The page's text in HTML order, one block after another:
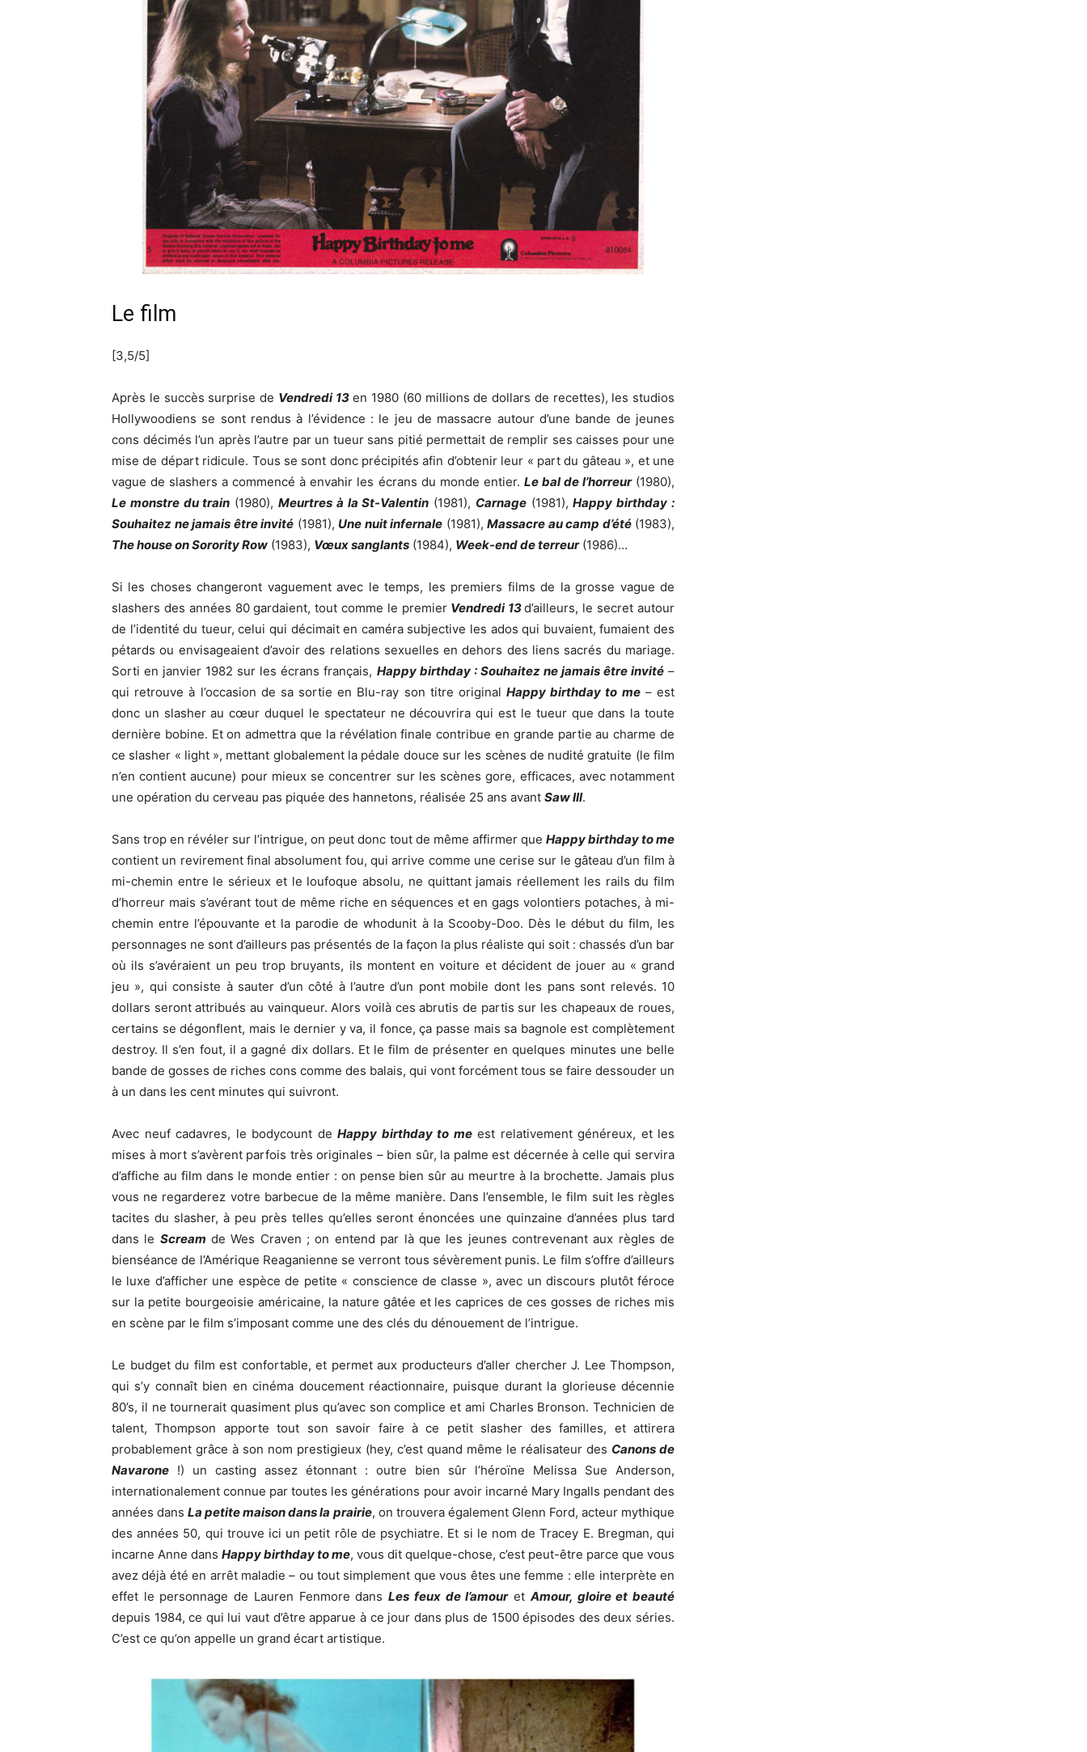
Le film
[3,5/5]
Après le succès surprise de Vendredi 13en 1980 (60 millions de dollars de recettes), les studios
Hollywoodiens se sont rendus à l’évidence : le jeu de massacre autour d’une bande de jeunes
cons décimés l’un après l’autre par un tueur sans pitié permettait de remplir ses caisses pour une
mise de départ ridicule. Tous se sont donc précipités afin d’obtenir leur « part du gâteau », et une
vague de slashers a commencé à envahir les écrans du monde entier. Le bal de l’horreur(1980),
Le monstre du train (1980), Meurtres à la St-Valentin (1981), Carnage(1981),Happy birthday :
Souhaitez ne jamais être invité (1981), Une nuit infernale (1981), Massacre au camp d’été(1983),
The house on Sorority Row (1983), Vœux sanglants (1984), Week-end de terreur(1986)…
Si les choses changeront vaguement avec le temps, les premiers films de la grosse vague de
slashers des années 80 gardaient, tout comme le premierVendredi 13d’ailleurs, le secret autour
de l’identité du tueur, celui qui décimait en caméra subjective les ados qui buvaient, fumaient des
pétards ou envisageaient d’avoir des relations sexuelles en dehors des liens sacrés du mariage.
Sorti en janvier 1982 sur les écrans français, Happy birthday : Souhaitez ne jamais être invité–
qui retrouve à l’occasion de sa sortie en Blu-ray son titre originalHappy birthday to me– est
donc un slasher au cœur duquel le spectateur ne découvrira qui est le tueur que dans la toute
dernière bobine. Et on admettra que la révélation finale contribue en grande partie au charme de
ce slasher « light », mettant globalement la pédale douce sur les scènes de nudité gratuite (le film
n’en contient aucune) pour mieux se concentrer sur les scènes gore, efficaces, avec notamment
une opération du cerveau pas piquée des hannetons, réalisée 25 ans avant Saw III.
Sans trop en révéler sur l’intrigue, on peut donc tout de même affirmer que Happy birthday to me
contient un revirement final absolument fou, qui arrive comme une cerise sur le gâteau d’un film à
mi-chemin entre le sérieux et le loufoque absolu, ne quittant jamais réellement les rails du film
d’horreur mais s’avérant tout de même riche en séquences et en gags volontiers potaches, à mi-
chemin entre l’épouvante et la parodie de whodunit à la Scooby-Doo. Dès le début du film, les
personnages ne sont d’ailleurs pas présentés de la façon la plus réaliste qui soit : chassés d’un bar
où ils s’avéraient un peu trop bruyants, ils montent en voiture et décident de jouer au « grand
jeu », qui consiste à sauter d’un côté à l’autre d’un pont mobile dont les pans sont relevés. 10
dollars seront attribués au vainqueur. Alors voilà ces abrutis de partis sur les chapeaux de roues,
certains se dégonflent, mais le dernier y va, il fonce, ça passe mais sa bagnole est complètement
destroy. Il s’en fout, il a gagné dix dollars. Et le film de présenter en quelques minutes une belle
bande de gosses de riches cons comme des balais, qui vont forcément tous se faire dessouder un
à un dans les cent minutes qui suivront.
Avec neuf cadavres, le bodycount de Happy birthday to meest relativement généreux, et les
mises à mort s’avèrent parfois très originales – bien sûr, la palme est décernée à celle qui servira
d’affiche au film dans le monde entier : on pense bien sûr au meurtre à la brochette. Jamais plus
vous ne regarderez votre barbecue de la même manière. Dans l’ensemble, le film suit les règles
tacites du slasher, à peu près telles qu’elles seront énoncées une quinzaine d’années plus tard
dans le Scream de Wes Craven ; on entend par là que les jeunes contrevenant aux règles de
bienséance de l’Amérique Reaganienne se verront tous sévèrement punis. Le film s’offre d’ailleurs
le luxe d’afficher une espèce de petite « conscience de classe », avec un discours plutôt féroce
sur la petite bourgeoisie américaine, la nature gâtée et les caprices de ces gosses de riches mis
en scène par le film s’imposant comme une des clés du dénouement de l’intrigue.
Le budget du film est confortable, et permet aux producteurs d’aller chercher J. Lee Thompson,
qui s’y connaît bien en cinéma doucement réactionnaire, puisque durant la glorieuse décennie
80’s, il ne tournerait quasiment plus qu’avec son complice et ami Charles Bronson. Technicien de
talent, Thompson apporte tout son savoir faire à ce petit slasher des familles, et attirera
probablement grâce à son nom prestigieux (hey, c’est quand même le réalisateur des Canons de
Navarone !) un casting assez étonnant : outre bien sûr l’héroïne Melissa Sue Anderson,
internationalement connue par toutes les générations pour avoir incarné Mary Ingalls pendant des
années dansLa petite maison dans la prairie, on trouvera également Glenn Ford, acteur mythique
des années 50, qui trouve ici un petit rôle de psychiatre. Et si le nom de Tracey E. Bregman, qui
incarne Anne dans Happy birthday to me, vous dit quelque-chose, c’est peut-être parce que vous
avez déjà été en arrêt maladie – ou tout simplement que vous êtes une femme : elle interprète en
effet le personnage de Lauren Fenmore dansLes feux de l’amouret Amour, gloire et beauté
depuis 1984, ce qui lui vaut d’être apparue à ce jour dans plus de 1500 épisodes des deux séries.
C’est ce qu’on appelle un grand écart artistique.